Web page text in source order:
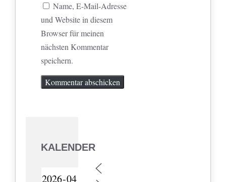
Name, E-Mail-Adresse
und Website in diesem
Browser für meinen
nächsten Kommentar
speichern.
KALENDER